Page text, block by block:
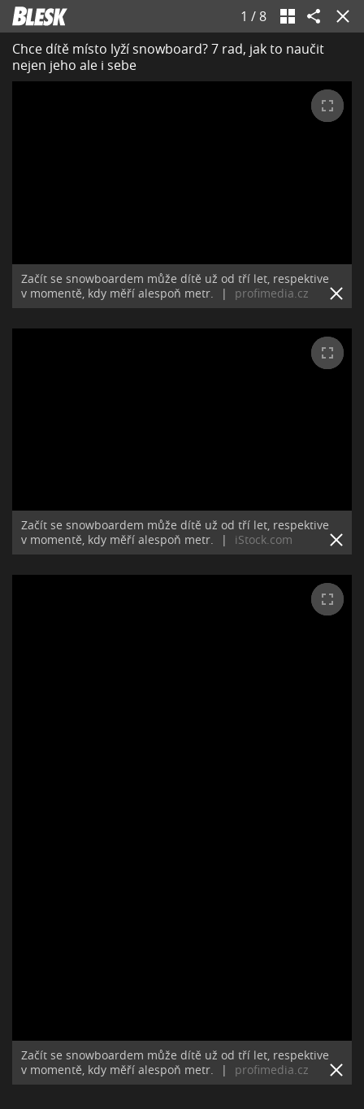
1 / 8
Chce dítě místo lyží snowboard? 7 rad, jak to naučit
nejen jeho ale i sebe
Začít se snowboardem může dítě už od tří let, respektive
v momentě, kdy měří alespoň metr.
| profimedia.cz
Začít se snowboardem může dítě už od tří let, respektive
v momentě, kdy měří alespoň metr.
| iStock.com
Začít se snowboardem může dítě už od tří let, respektive
v momentě, kdy měří alespoň metr.
| profimedia.cz